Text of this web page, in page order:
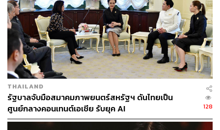
ABOUT THE AUTHOR
สุพัฒน์ ศิวะพรพันธ์
Content Creator ผู้หลงใหลในทุกศาสตร์และ
วัฒนธรรมของประเทศญี่ปุ่น
THAILAND
รัฐบาลจับมือสมาคมภาพยนตร์สหรัฐฯ ดันไทยเป็น
ศูนย์กลางคอนเทนต์เอเชีย รับยุค AI
128